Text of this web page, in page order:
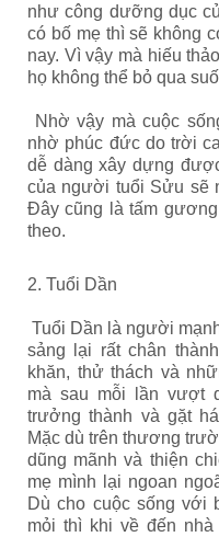
như công dưỡng dục
có bố mẹ thì sẽ không
nay. Vì vậy mà hiếu
họ không thể bỏ qua
Nhờ vậy mà cuộc
nhờ phúc đức do trời
dễ dàng xây dựng
của người tuổi Sửu sẽ
Đây cũng là tấm
theo.
2. Tuổi Dần
Tuổi Dần là người
sảng lại rất chân
khăn, thử thách và
mà sau mỗi lần vượt
trưởng thành và gặt
Mặc dù trên thương
dũng mãnh và thiện
mẹ mình lại ngoan
Dù cho cuộc sống với
mỏi thì khi về đến